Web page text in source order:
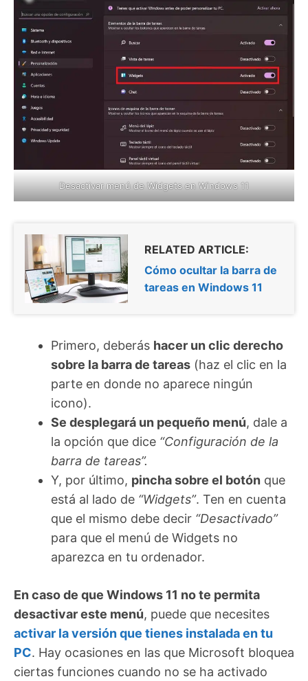
Desactivar menú de Widgets en Windows 11
RELATED ARTICLE:
Cómo ocultar la barra de
tareas en Windows 11
Primero, deberás hacer un clic derecho
sobre la barra de tareas (haz el clic en la
parte en donde no aparece ningún
icono).
Se desplegará un pequeño menú, dale a
la opción que dice “Configuración de la
barra de tareas”.
Y, por último, pincha sobre el botón que
está al lado de “Widgets”. Ten en cuenta
que el mismo debe decir “Desactivado”
para que el menú de Widgets no
aparezca en tu ordenador.
En caso de que Windows 11 no te permita
desactivar este menú, puede que necesites
activar la versión que tienes instalada en tu
PC. Hay ocasiones en las que Microsoft bloquea
ciertas funciones cuando no se ha activado